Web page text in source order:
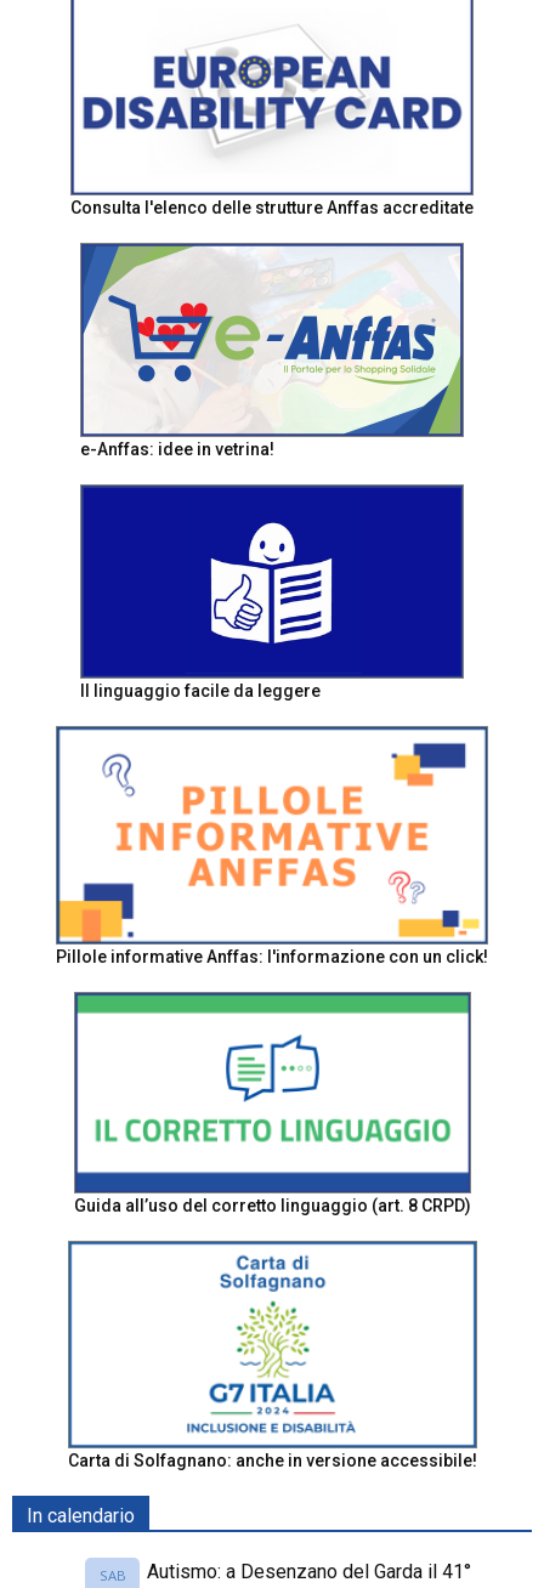
Consulta l'elenco delle strutture Anffas accreditate
e-Anffas: idee in vetrina!
Il linguaggio facile da leggere
Pillole informative Anffas: l'informazione con un click!
Guida all’uso del corretto linguaggio (art. 8 CRPD)
Carta di Solfagnano: anche in versione accessibile!
In calendario
SAB
Autismo: a Desenzano del Garda il 41°